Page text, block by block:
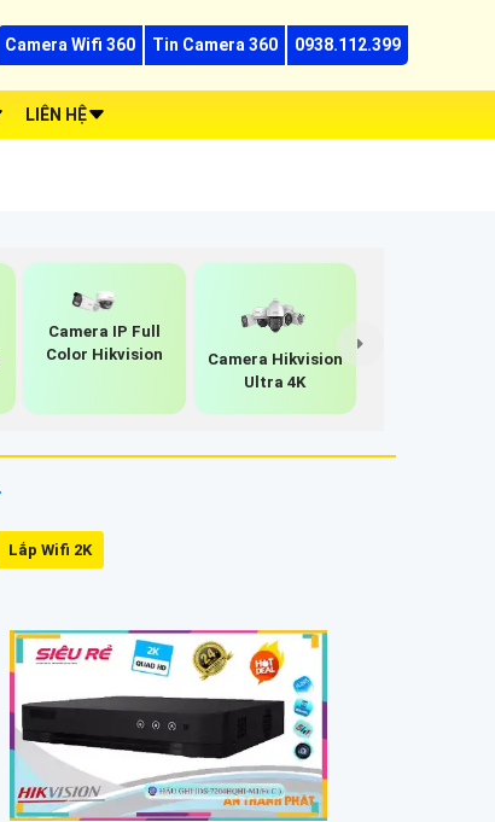
Camera Wifi 360 Tin Camera 360 0938.112.399
LIÊN HỆ
Camera IP Full
Color Hikvision
Camera Hikvision
Ultra 4K
Lắp Wifi 2K